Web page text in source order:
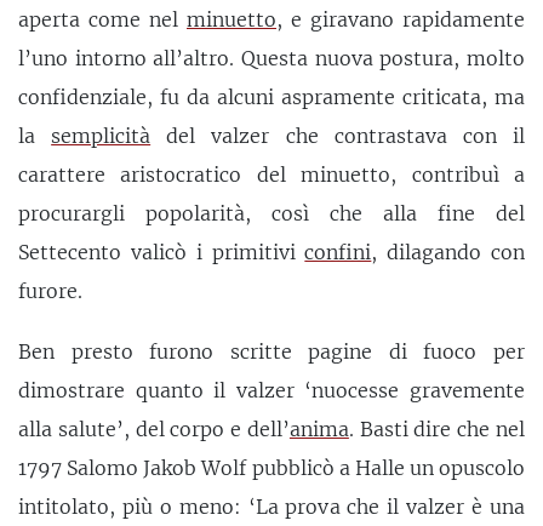
aperta come nel minuetto, e giravano rapidamente
l’uno intorno all’altro. Questa nuova postura, molto
confidenziale, fu da alcuni aspramente criticata, ma
la semplicità del valzer che contrastava con il
carattere aristocratico del minuetto, contribuì a
procurargli popolarità, così che alla fine del
Settecento valicò i primitiviconfini, dilagando con
furore.
Ben presto furono scritte pagine di fuoco per
dimostrare quanto il valzer ‘nuocesse gravemente
alla salute’, del corpo e dell’anima. Basti dire che nel
1797 Salomo Jakob Wolf pubblicò a Halle un opuscolo
intitolato, più o meno: ‘La prova che il valzer è una